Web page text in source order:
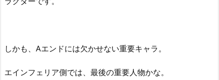
しかも、Aエンドには欠かせない重要キャラ。
エインフェリア側では、最後の重要人物かな。